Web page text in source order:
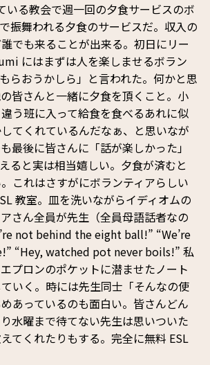
いる教会で週一回の夕食サービスのボ
振舞われる夕食のサービスだ。収入の
でも来ることが出来る。初日にリー
にはまずは人を楽しませるボラン
らおうかしら」と言われた。何かと思
皆さんと一緒に夕食を頂くこと。小
う班に入って給食を食べるあれに似
てくれているんだなぁ、と思いなが
最後に皆さんに「話が楽しかった」
ると実は相当嬉しい。夕食が済むと
これはさすがにボランティアらしい
教室。皿を洗いながらイディオムの
さん全員が先生（全員母語話者なの
not behind the eight ball!” “We’re
“Hey, watched pot never boils!” 私
プロンのポケットに潜ませたノート
いく。時には先生同士「そんなの使
あっているのも面白い。皆さんどん
水曜まで待てない先生は思いついた
てくれたりもする。完全に無料 ESL